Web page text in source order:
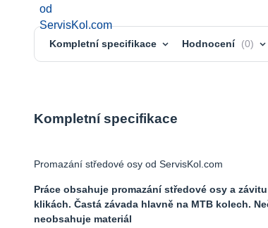
Kompletní specifikace Hodnocení 0
Kompletní specifikace
Promazání středové osy od ServisKol.com
Práce obsahuje promazání středové osy a
klikách. Častá závada hlavně na MTB kolech.
neobsahuje materiál